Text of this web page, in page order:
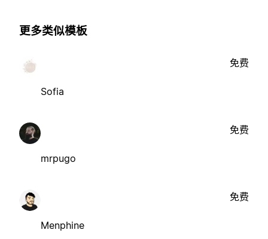
更多类似模板
Sofia
免费
mrpugo
免费
Menphine
免费